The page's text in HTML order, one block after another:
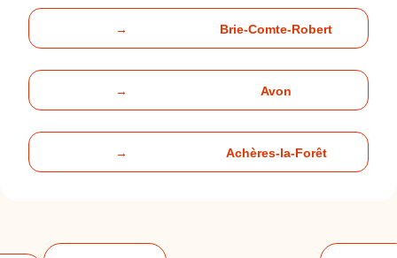
→ Brie-Comte-Robert
→ Avon
→ Achères-la-Forêt